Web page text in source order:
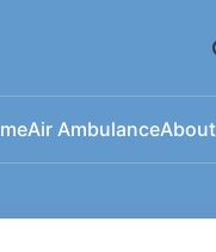
Air AmbulanceAbout